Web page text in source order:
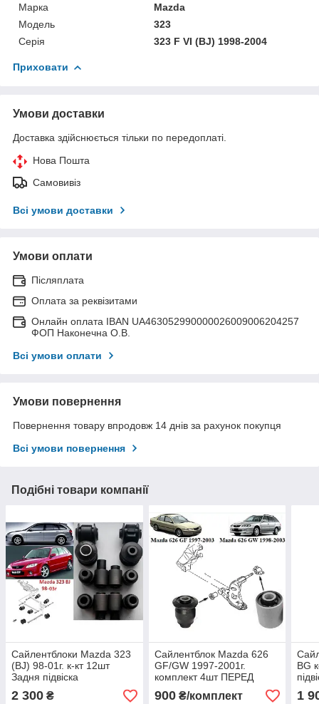
Марка
Mazda
Модель
323
Серія
323 F VI (BJ) 1998-2004
Приховати
Умови доставки
Доставка здійснюється тільки по передоплаті.
Нова Пошта
Самовивіз
Всі умови доставки
Умови оплати
Післяплата
Оплата за реквізитами
Онлайн оплата IBAN UA463052990000026009006204257
ФОП Наконечна О.В.
Всі умови оплати
Умови повернення
Повернення товару впродовж 14 днів за рахунок покупця
Всі умови повернення
Подібні товари компанії
Сайлентблоки Mazda 323
(BJ) 98-01г. к-кт 12шт
Задня підвіска
2 300 ₴
Сайлентблок Mazda 626
GF/GW 1997-2001г.
комплект 4шт ПЕРЕД
900₴/комплект
BG
1